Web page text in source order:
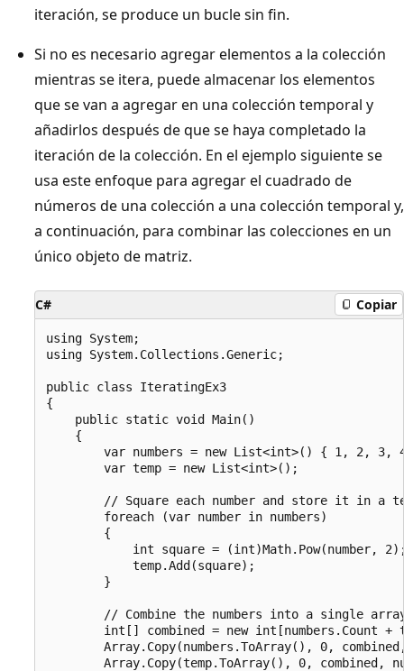
iteración, se produce un bucle sin fin.
Si no es necesario agregar elementos a la colección
mientras se itera, puede almacenar los elementos
que se van a agregar en una colección temporal y
añadirlos después de que se haya completado la
iteración de la colección. En el ejemplo siguiente se
usa este enfoque para agregar el cuadrado de
números de una colección a una colección temporal y,
a continuación, para combinar las colecciones en un
único objeto de matriz.
C# Copiar
using System;
using System.Collections.Generic;
public class IteratingEx3
{
    public static void Main()
    {
var numbers = new List<int>() { 1, 2, 3,
        var temp = new List<int>();
// Square each number and store it in a
        foreach (var number in numbers)
        {
int square = (int)Math.Pow(number,
            temp.Add(square);
        }
// Combine the numbers into a single
int[] combined = new int[numbers.Count +
Array.Copy(numbers.ToArray(), 0,
Array.Copy(temp.ToArray(), 0, combined,